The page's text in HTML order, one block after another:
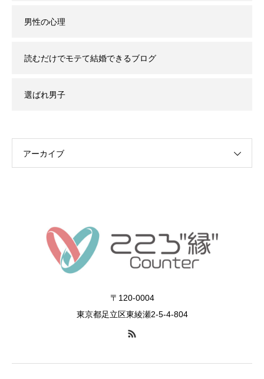
男性の心理
読むだけでモテて結婚できるブログ
選ばれ男子
アーカイブ
〒120-0004
東京都足立区東綾瀬2-5-4-804